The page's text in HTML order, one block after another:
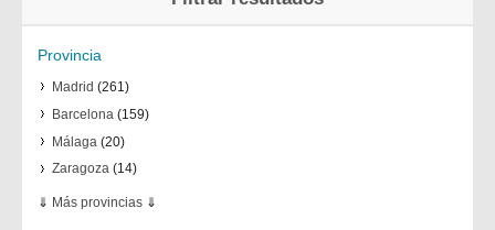
Provincia
Madrid (261)
Barcelona(159)
Málaga(20)
Zaragoza(14)
⇓ Más provincias ⇓